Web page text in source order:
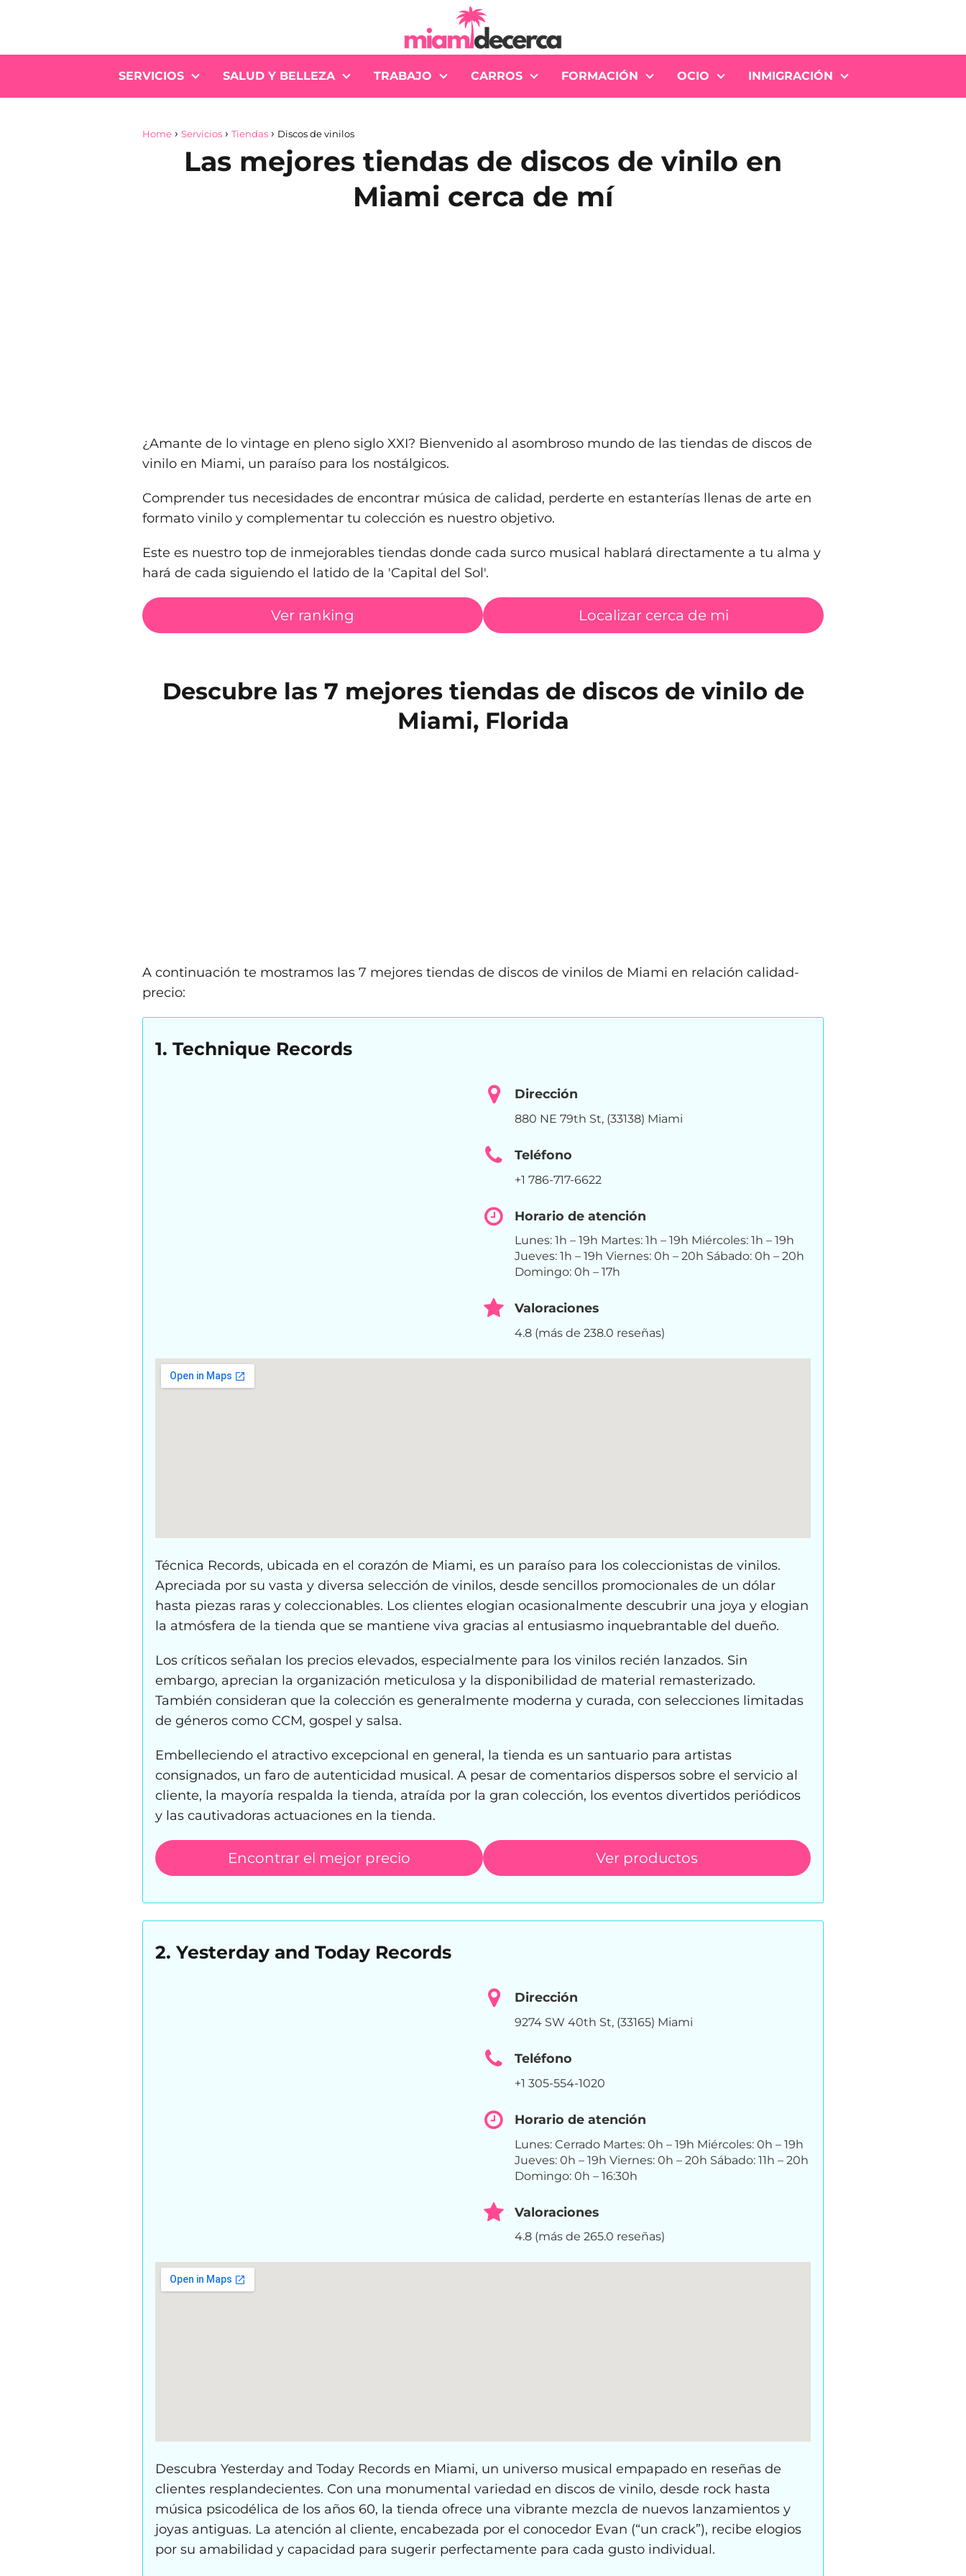
SERVICIOS SALUD Y BELLEZA TRABAJO CARROS FORMACIÓN OCIO INMIGRACIÓN
Home Servicios Tiendas Discos de vinilos
Las mejores tiendas de discos de vinilo en
Miami cerca de mí
¿Amante de lo vintage en pleno siglo XXI? Bienvenido al asombroso mundo de las tiendas de discos de
vinilo en Miami, un paraíso para los nostálgicos.
Comprender tus necesidades de encontrar música de calidad, perderte en estanterías llenas de arte en
formato vinilo y complementar tu colección es nuestro objetivo.
Este es nuestro top de inmejorables tiendas donde cada surco musical hablará directamente a tu alma y
hará de cada siguiendo el latido de la 'Capital del Sol'.
Ver ranking Localizar cerca de mi
Descubre las 7 mejores tiendas de discos de vinilo de
Miami, Florida
A continuación te mostramos las 7 mejores tiendas de discos de vinilos de Miami en relación calidad-
precio:
1. Technique Records
Dirección
880 NE 79th St, (33138) Miami
Teléfono
+1 786-717-6622
Horario de atención
Lunes: 1h – 19h Martes: 1h – 19h Miércoles: 1h – 19h
Jueves: 1h – 19h Viernes: 0h – 20h Sábado: 0h – 20h
Domingo: 0h – 17h
Valoraciones
4.8 (más de 238.0 reseñas)
Técnica Records, ubicada en el corazón de Miami, es un paraíso para los coleccionistas de vinilos.
Apreciada por su vasta y diversa selección de vinilos, desde sencillos promocionales de un dólar
hasta piezas raras y coleccionables. Los clientes elogian ocasionalmente descubrir una joya y elogian
la atmósfera de la tienda que se mantiene viva gracias al entusiasmo inquebrantable del dueño.
Los críticos señalan los precios elevados, especialmente para los vinilos recién lanzados. Sin
embargo, aprecian la organización meticulosa y la disponibilidad de material remasterizado.
También consideran que la colección es generalmente moderna y curada, con selecciones limitadas
de géneros como CCM, gospel y salsa.
Embelleciendo el atractivo excepcional en general, la tienda es un santuario para artistas
consignados, un faro de autenticidad musical. A pesar de comentarios dispersos sobre el servicio al
cliente, la mayoría respalda la tienda, atraída por la gran colección, los eventos divertidos periódicos
y las cautivadoras actuaciones en la tienda.
Encontrar el mejor precio Ver productos
2. Yesterday and Today Records
Dirección
9274 SW 40th St, (33165) Miami
Teléfono
+1 305-554-1020
Horario de atención
Lunes: Cerrado Martes: 0h – 19h Miércoles: 0h – 19h
Jueves: 0h – 19h Viernes: 0h – 20h Sábado: 11h – 20h
Domingo: 0h – 16:30h
Valoraciones
4.8 (más de 265.0 reseñas)
Descubra Yesterday and Today Records en Miami, un universo musical empapado en reseñas de
clientes resplandecientes. Con una monumental variedad en discos de vinilo, desde rock hasta
música psicodélica de los años 60, la tienda ofrece una vibrante mezcla de nuevos lanzamientos y
joyas antiguas. La atención al cliente, encabezada por el conocedor Evan (“un crack”), recibe elogios
por su amabilidad y capacidad para sugerir perfectamente para cada gusto individual.